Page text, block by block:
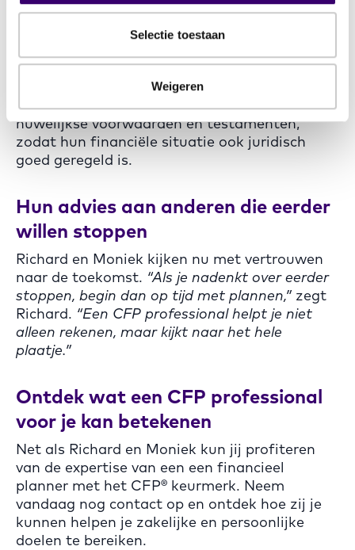
Selectie toestaan
Weigeren
“Wat een opluchting,”zegt Moniek.“We weten
ook hóe we dat op een verstandige manier
doen.”
Hun planner adviseerde hen ook over
huwelijkse voorwaarden en testamenten,
zodat hun financiële situatie ook juridisch
goed geregeld is.
Hun advies aan anderen die eerder
willen stoppen
Richard en Moniek kijken nu met vertrouwen
naar de toekomst. “Als je nadenkt over eerder
stoppen, begin dan op tijd met plannen,” zegt
Richard. “Een CFP professional helpt je niet
alleen rekenen, maar kijkt naar het hele
plaatje.”
Ontdek wat een CFP professional
voor je kan betekenen
Net als Richard en Moniek kun jij profiteren
van de expertise van een een financieel
planner met het CFP® keurmerk. Neem
vandaag nog contact op en ontdek hoe zij je
kunnen helpen je zakelijke en persoonlijke
doelen te bereiken.